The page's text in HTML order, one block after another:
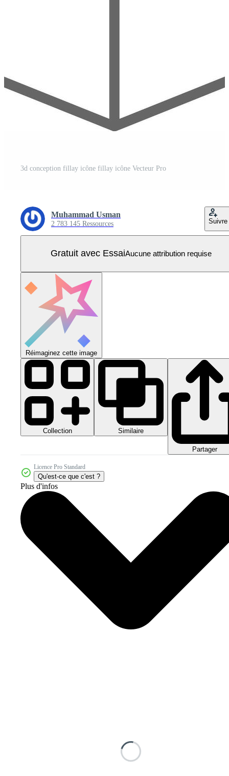
3d conception fillay icône fillay icône Vecteur Pro
Muhammad Usman
2 783 145 Ressources Suivre
Gratuit avec EssaiAucune attribution requise
Réimaginez cette image
Collection Similaire
Partager
Licence Pro Standard
Qu'est-ce que c'est ?
Plus d'infos